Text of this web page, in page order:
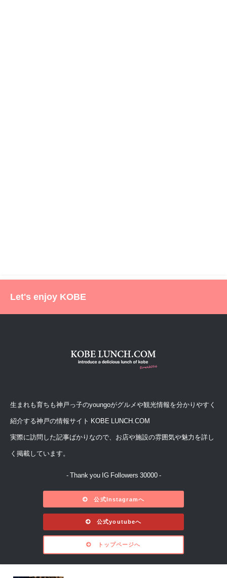
Let's enjoy KOBE
生まれも育ちも神戸っ子のyoungoがグルメや観光情報を分かりやすく
紹介する神戸の情報サイト KOBE LUNCH.COM
実際に訪問した記事ばかりなので、お店や施設の雰囲気や魅力を詳し
く掲載しています。
- Thank you IG Followers 30000 -
公式Instagramへ
公式youtubeへ
トップページへ